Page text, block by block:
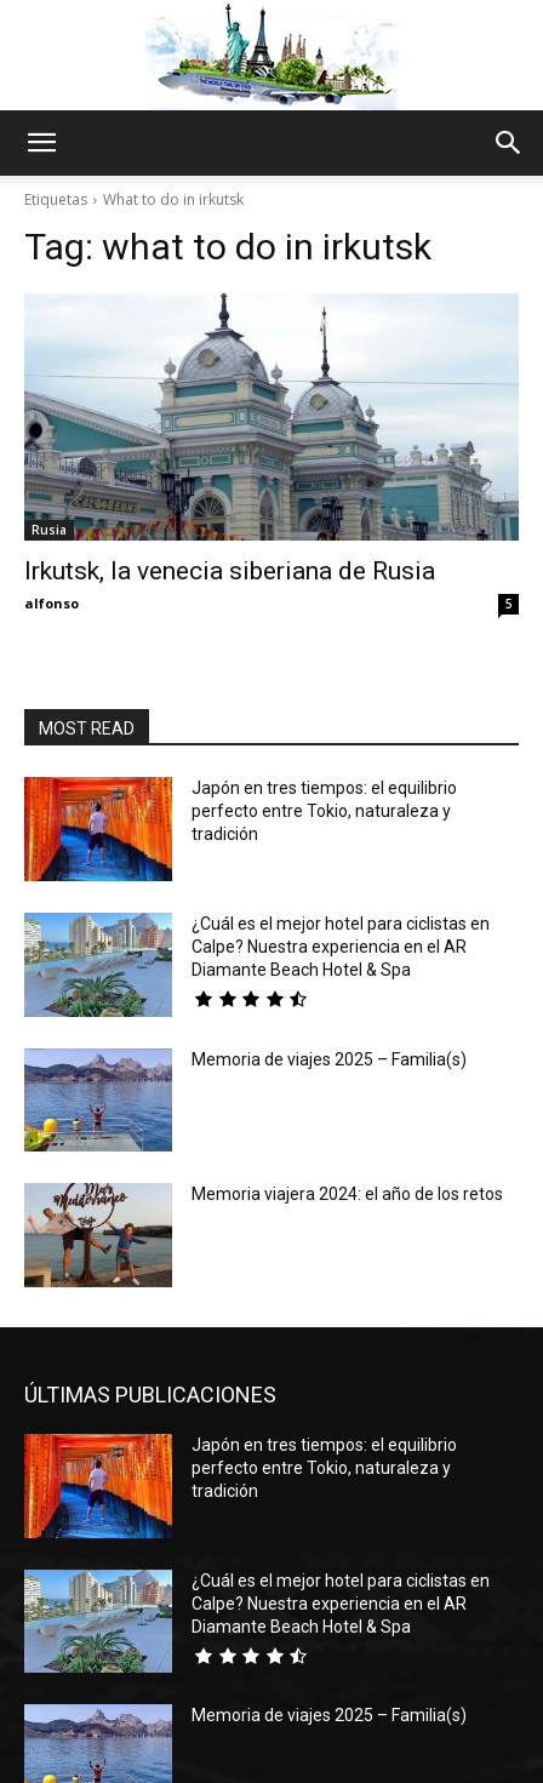
Thru
My
Etiquetas What to do in irkutsk
Tag: what to do in irkutsk
Rusia
Irkutsk, la venecia siberiana de Rusia
alfonso 5
MOST READ
Japón en tres tiempos: el equilibrio
perfecto entre Tokio, naturaleza y
tradición
¿Cuál es el mejor hotel para ciclistas en
Calpe? Nuestra experiencia en el AR
Diamante Beach Hotel & Spa
Memoria de viajes 2025 – Familia(s)
Memoria viajera 2024: el año de los retos
ÚLTIMAS PUBLICACIONES
Japón en tres tiempos: el equilibrio
perfecto entre Tokio, naturaleza y
tradición
¿Cuál es el mejor hotel para ciclistas en
Calpe? Nuestra experiencia en el AR
Diamante Beach Hotel & Spa
Memoria de viajes 2025 – Familia(s)